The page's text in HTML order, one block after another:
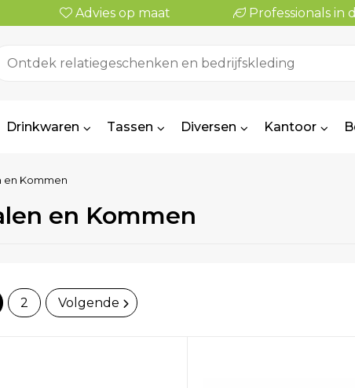
Advies op maat Professionals in
Drinkwaren Tassen Diversen Kantoor
en Kommen
en Kommen
2 Volgende